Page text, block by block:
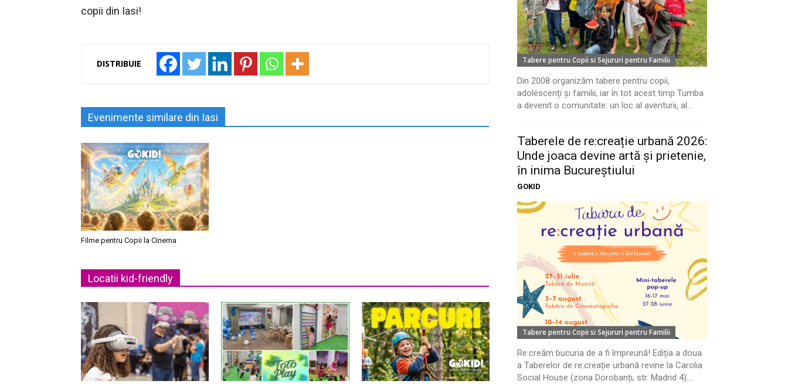
copii din Iasi!
DISTRIBUIE
Evenimente similare din Iasi
Filme pentru Copii la Cinema
Locatii kid-friendly
Tabere pentru Copii si Sejururi pentru Familii
Din 2008 organizăm tabere pentru copii,
adolescenți și familii, iar în tot acest timp Tumba
a devenit o comunitate: un loc al aventurii, al...
Taberele de re:creație urbană 2026:
Unde joaca devine artă și prietenie,
în inima Bucureștiului
GOKID
Tabere pentru Copii si Sejururi pentru Familii
Re:creăm bucuria de a fi împreună! Ediția a doua
a Taberelor de re:creație urbană revine la Carolia
Social House (zona Dorobanți, str. Madrid 4)....